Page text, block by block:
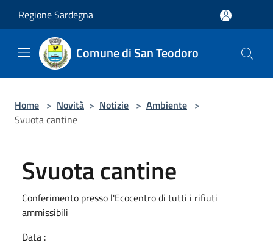
Regione Sardegna
Comune di San Teodoro
Home > Novità > Notizie > Ambiente >
Svuota cantine
Svuota cantine
Conferimento presso l'Ecocentro di tutti i rifiuti
ammissibili
Data :